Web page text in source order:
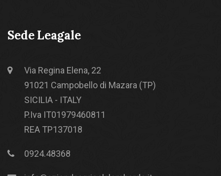
Sede Leagale
Via Regina Elena, 22
91021 Campobello di Mazara (TP)
SICILIA - ITALY
P.Iva IT01979460811
REA TP137018
0924.48368